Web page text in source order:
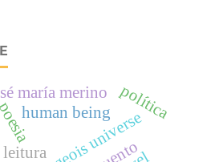
leitura
human being
maría merino política